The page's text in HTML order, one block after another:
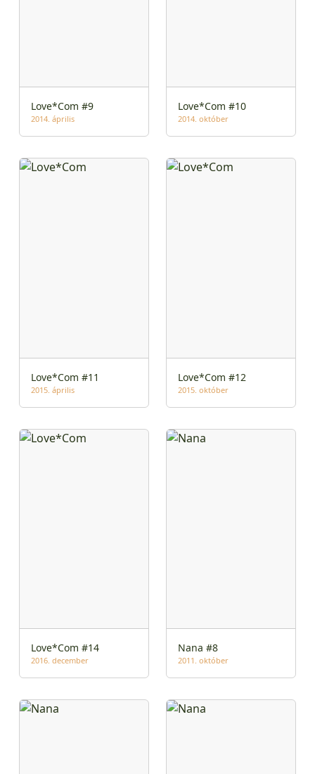
Love*Com #9
2014. április
Love*Com #10
2014. október
Love*Com #11
2015. április
Love*Com #12
2015. október
Love*Com #14
2016. december
Nana #8
2011. október